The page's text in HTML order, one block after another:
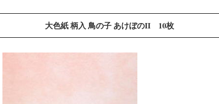
大色紙 柄入 鳥の子 あけぼのII 10枚